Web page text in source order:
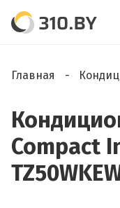
Главная
Compact